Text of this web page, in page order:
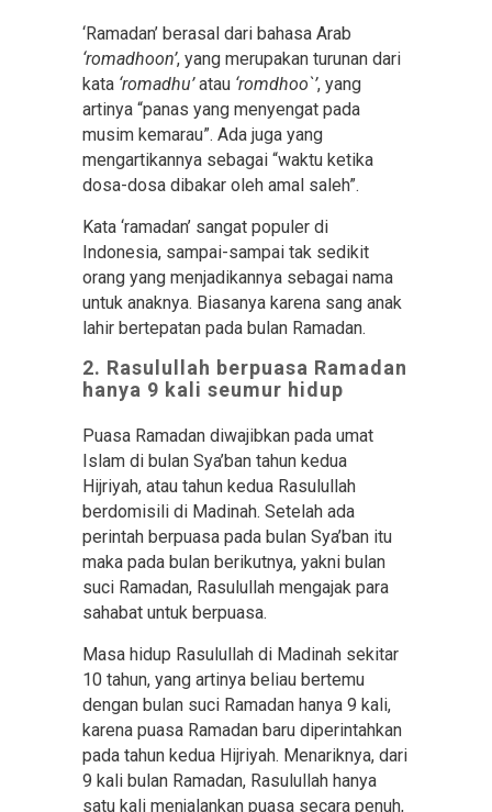
‘Ramadan’ berasal dari bahasa Arab
‘romadhoon’, yang merupakan turunan dari
kata ‘romadhu’atau ‘romdhoo`’, yang
artinya “panas yang menyengat pada
musim kemarau”. Ada juga yang
mengartikannya sebagai “waktu ketika
dosa-dosa dibakar oleh amal saleh”.
Kata ‘ramadan’ sangat populer di
Indonesia, sampai-sampai tak sedikit
orang yang menjadikannya sebagai nama
untuk anaknya. Biasanya karena sang anak
lahir bertepatan pada bulan Ramadan.
2. Rasulullah berpuasa Ramadan
hanya 9 kali seumur hidup
Puasa Ramadan diwajibkan pada umat
Islam di bulan Sya’ban tahun kedua
Hijriyah, atau tahun kedua Rasulullah
berdomisili di Madinah. Setelah ada
perintah berpuasa pada bulan Sya’ban itu
maka pada bulan berikutnya, yakni bulan
suci Ramadan, Rasulullah mengajak para
sahabat untuk berpuasa.
Masa hidup Rasulullah di Madinah sekitar
10 tahun, yang artinya beliau bertemu
dengan bulan suci Ramadan hanya 9 kali,
karena puasa Ramadan baru diperintahkan
pada tahun kedua Hijriyah. Menariknya, dari
9 kali bulan Ramadan, Rasulullah hanya
satu kali menjalankan puasa secara penuh,